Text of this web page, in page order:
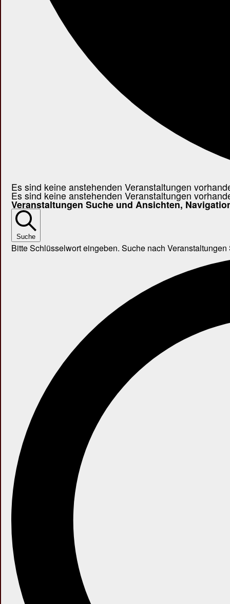
Es sind keine anstehenden Veranstaltungen
Es sind keine anstehenden Veranstaltungen
Veranstaltungen Suche und Ansichten,
Suche
Bitte Schlüsselwort eingeben. Suche nach